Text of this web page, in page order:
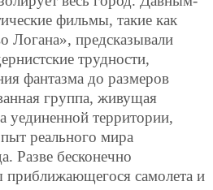
фильмы, такие как
Логана», предсказывали
трудности,
фантазма до размеров
группа, живущая
уединенной территории,
реального мира
Разве бесконечно
приближающегося самолета и